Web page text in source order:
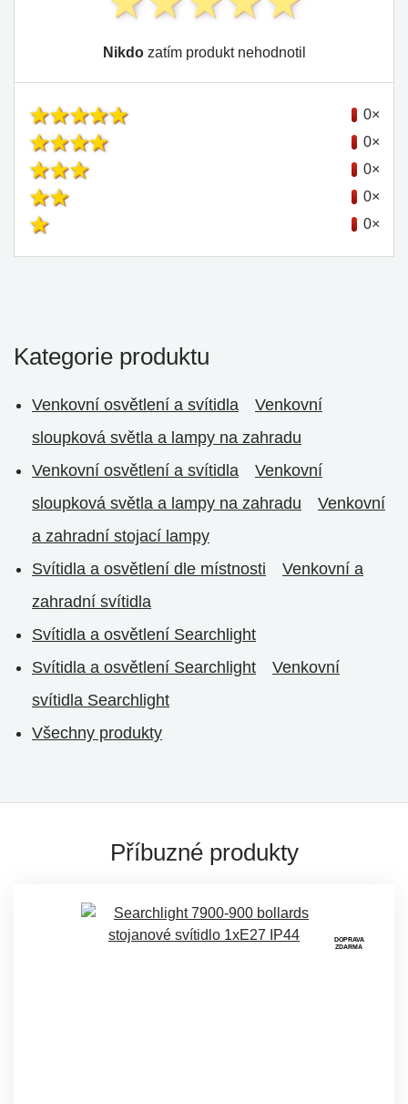
Nikdozatím produkt nehodnotil
0×
0×
0×
0×
0×
Kategorie produktu
Venkovní osvětlení a svítidla
Venkovní
sloupková světla a lampy na zahradu
Venkovní osvětlení a svítidla
Venkovní
sloupková světla a lampy na zahradu
Venkovní
a zahradní stojací lampy
Svítidla a osvětlení dle místnosti
Venkovní a
zahradní svítidla
Svítidla a osvětlení Searchlight
Svítidla a osvětlení Searchlight
Venkovní
svítidla Searchlight
Všechny produkty
Příbuzné produkty
DOPRAVA
ZDARMA